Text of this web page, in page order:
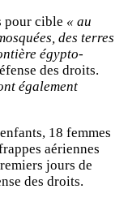
pour cible « au
des terres
égypto-
des droits.
également
18 femmes
aériennes
jours de
des droits.